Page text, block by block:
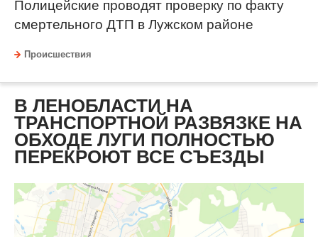
Полицейские проводят проверку по факту
смертельного ДТП в Лужском районе
Происшествия
В ЛЕНОБЛАСТИ НА
ТРАНСПОРТНОЙ РАЗВЯЗКЕ НА
ОБХОДЕ ЛУГИ ПОЛНОСТЬЮ
ПЕРЕКРОЮТ ВСЕ СЪЕЗДЫ